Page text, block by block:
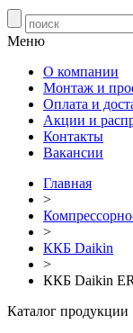
Меню
О компании
Монтаж и
Оплата и
Акции и
Контакты
Вакансии
Главная
>
>
ККБ Daikin
>
ККБ Daikin
Каталог продукции